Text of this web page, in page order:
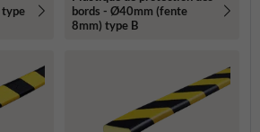
bords - Ø40mm (fente
8mm) type B